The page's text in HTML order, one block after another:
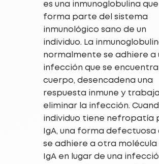
es una inmunoglobulina que
forma parte del sistema
inmunológico sano de un
individuo. La
normalmente se adhiere a
infección que se encuentra
cuerpo, desencadena una
respuesta inmune y
eliminar la infección.
individuo tiene nefropatía
IgA, una forma defectuosa
se adhiere a otra molécula
IgA en lugar de una